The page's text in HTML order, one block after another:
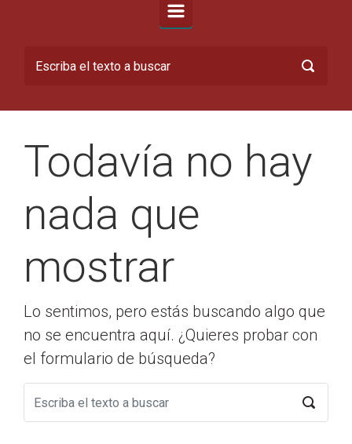
Todavía no hay
nada que
mostrar
Lo sentimos, pero estás buscando algo que
no se encuentra aquí. ¿Quieres probar con
el formulario de búsqueda?